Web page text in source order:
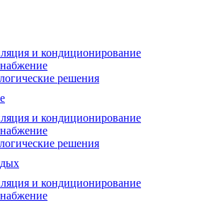
и кондиционирование
решения
и кондиционирование
решения
и кондиционирование